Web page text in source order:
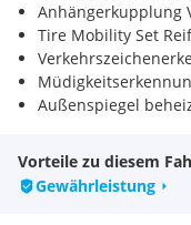
Anhängerkupplung
Tire Mobility Set
Außenspiegel
Vorteile zu diesem
Gewährleistung